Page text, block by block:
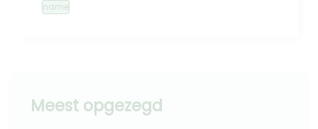
name
Meest opgezegd